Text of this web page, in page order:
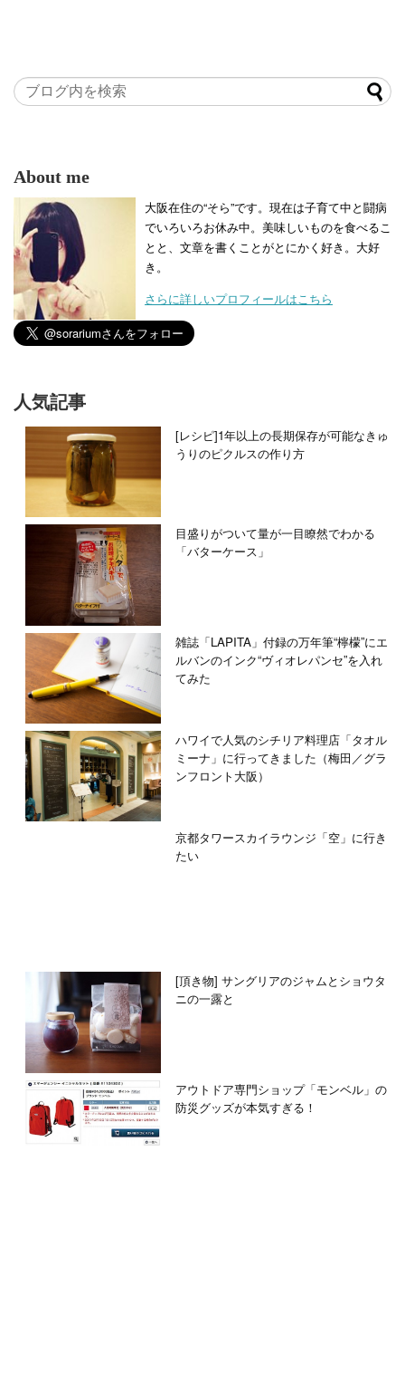
About me
大阪在住の“そら”です。現在は子育て中と闘病
でいろいろお休み中。美味しいものを食べるこ
とと、文章を書くことがとにかく好き。大好
き。
さらに詳しいプロフィールはこちら
人気記事
[レシピ]1年以上の長期保存が可能なきゅ
うりのピクルスの作り方
目盛りがついて量が一目瞭然でわかる
「バターケース」
雑誌「LAPITA」付録の万年筆“檸檬”にエ
ルバンのインク“ヴィオレパンセ”を入れ
てみた
ハワイで人気のシチリア料理店「タオル
ミーナ」に行ってきました（梅田／グラ
ンフロント大阪）
京都タワースカイラウンジ「空」に行き
たい
[頂き物] サングリアのジャムとショウタ
ニの一露と
アウトドア専門ショップ「モンベル」の
防災グッズが本気すぎる！